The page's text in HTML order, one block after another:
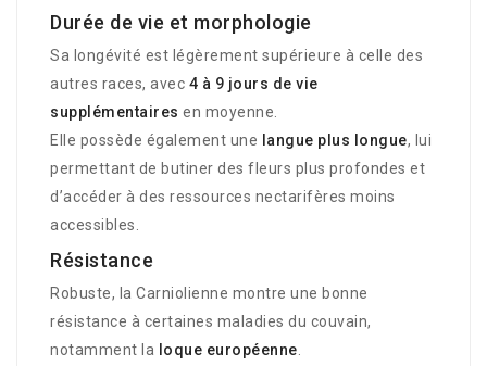
Durée de vie et morphologie
Sa longévité est légèrement supérieure à celle des
autres races, avec 4 à 9 jours de vie
supplémentaires en moyenne.
Elle possède également une
langue plus longue, lui
permettant de butiner des fleurs plus profondes et
d’accéder à des ressources nectarifères moins
accessibles.
Résistance
Robuste, la Carniolienne montre une bonne
résistance à certaines maladies du couvain,
notamment la
loque européenne